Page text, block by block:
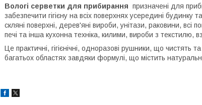
Вологі серветки для прибирання призначені для
забезпечити гігієну на всіх поверхнях усередині будинку
скляні поверхні, дерев'яні вироби, унітази, раковини, всі
печі та інша кухонна техніка, килими, вироби з текстилю,
Це практичні, гігієнічні, одноразові рушники, що
багатьох областях завдяки формулі, що містить